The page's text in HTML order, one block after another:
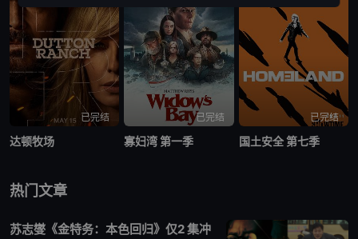
已完结
达顿牧场
已完结
寡妇湾 第一季
已完结
国土安全 第七季
热门文章
苏志燮《金特务：本色回归》仅2 集冲